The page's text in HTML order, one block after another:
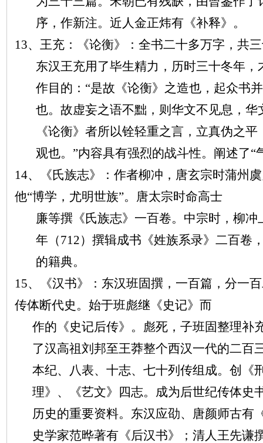
序，作新注。近人金正炜有《补释》。
13、王充：《论衡》：全书二十多万字，共
东汉王充用了毕生精力，历时三十冬年
作目的：“是故《论衡》之造也，起众书
也。故虚妄之语不黜，则华文不见息，
《论衡》者所以铨轻重之言，立真伪之
观也。”内容具有强烈的战斗性。阐述了“
14、《氏族志》：作者柳冲，唐玄宗时蒲州
他“博学，尤明世族”。唐太宗时命高士
廉等撰《氏族志》一百卷。中宗时，柳
年（712）撰辑成书《姓族系录》二百卷
的籍典。
15、《汉书》：东汉班固撰，一百篇，分一
传体断代史。始于班彪继《史记》而
作的《史记后传》。彪死，子班固整理补
了汉高祖刘邦至王莽整个西汉一代的二百
本纪、八表、十志、七十列传组成。创《
理》、《艺文》四志。成为后世纪传体史
历史的重要资料。东汉应劭、唐颜师古有
史学家范晔著有《后汉书》；清人王先谦